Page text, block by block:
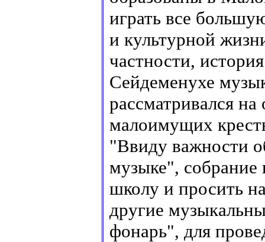
играть все
и культурной
частности,
Сейдеменухе
рассматривался
малоимущих
"Ввиду важности
музыке", собрание
школу и просить
другие
фонарь", для